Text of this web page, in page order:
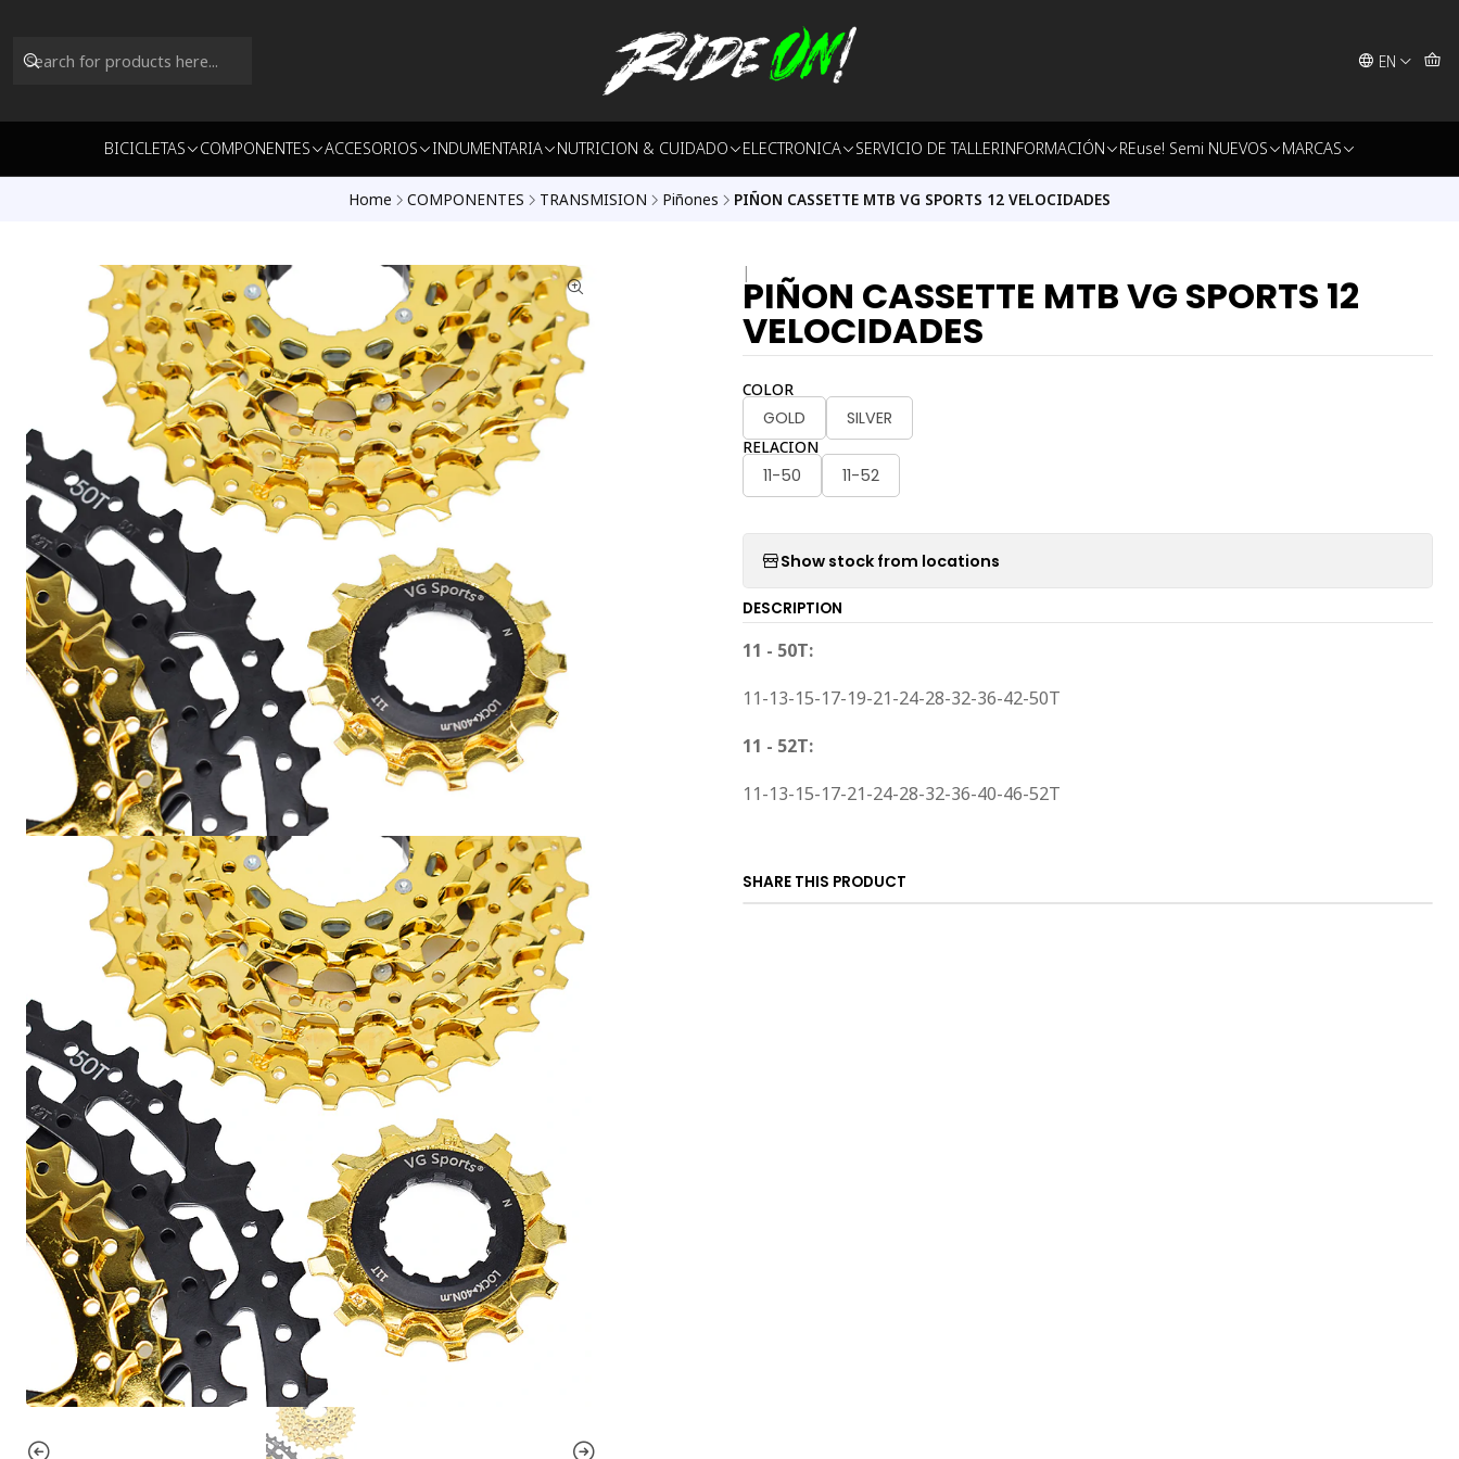
EN
BICICLETAS COMPONENTES ACCESORIOS INDUMENTARIA NUTRICION & CUIDADO ELECTRONICA SERVICIO DE TALLERINFORMACIÓN REuse! Semi NUEVOS MARCAS
Home COMPONENTES TRANSMISION Piñones PIÑON CASSETTE MTB VG SPORTS 12 VELOCIDADES
|PIÑON CASSETTE MTB VG SPORTS 12
VELOCIDADES
COLOR
GOLD SILVER
RELACION
11-50 11-52
Show stock from locations
DESCRIPTION
11 - 50T:
11-13-15-17-19-21-24-28-32-36-42-50T
11 - 52T:
11-13-15-17-21-24-28-32-36-40-46-52T
SHARE THIS PRODUCT